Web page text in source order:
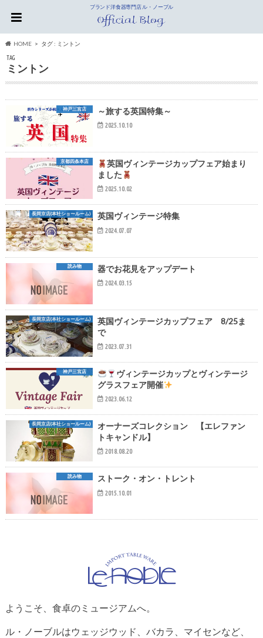
ブランド洋食器専門店 ル・ノーブル
HOME タグ : ミントン
TAG
ミントン
神戸三宮店 ～旅する英国特集～
2025.10.10
京都四条本店
英国ヴィンテージカップフェア始まり
ました
2025.10.02
長岡京店(本社ショールーム) 英国ヴィンテージ特集
2024.07.07
読み物 器でお花見をアップデート
2024.03.15
長岡京店(本社ショールーム)
英国ヴィンテージカップフェア 8/25ま
で
2023.07.31
神戸三宮店
ヴィンテージカップとヴィンテージ
グラスフェア開催
2023.06.12
長岡京店(本社ショールーム)
オーナーズコレクション 【エレファン
トキャンドル】
2018.08.20
読み物 ストーク・オン・トレント
2015.10.01
ようこそ、食卓のミュージアムへ。
ル・ノーブルはウェッジウッド、バカラ、マイセンなど、